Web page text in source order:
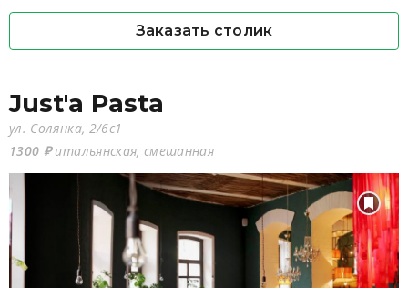
Заказать столик
Just'a Pasta
ул. Солянка, 2/6с1
1300 ₽итальянская, смешанная